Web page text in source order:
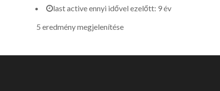
last active ennyi idővel ezelőtt: 9 év
5 eredmény megjelenítése